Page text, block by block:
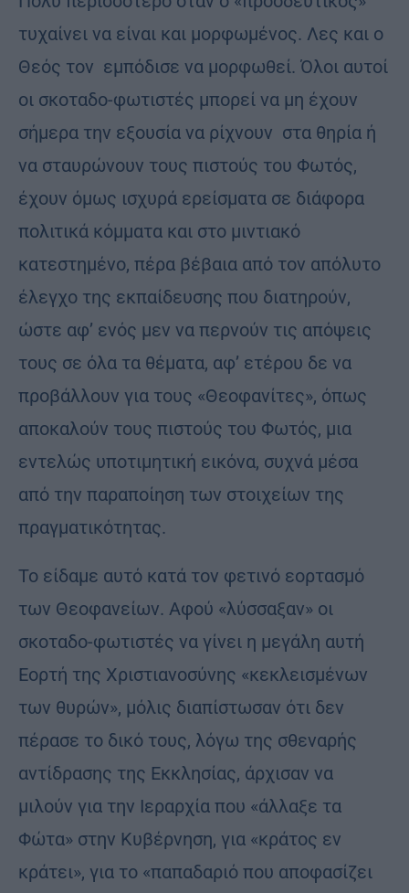
τυχαίνει να είναι και μορφωμένος. Λες και ο
Θεός τον εμπόδισε να μορφωθεί. Όλοι αυτοί
οι σκοταδο-φωτιστές μπορεί να μη έχουν
σήμερα την εξουσία να ρίχνουν στα θηρία ή
να σταυρώνουν τους πιστούς του Φωτός,
έχουν όμως ισχυρά ερείσματα σε διάφορα
πολιτικά κόμματα και στο μιντιακό
κατεστημένο, πέρα βέβαια από τον απόλυτο
έλεγχο της εκπαίδευσης που διατηρούν,
ώστε αφ’ ενός μεν να περνούν τις απόψεις
τους σε όλα τα θέματα, αφ’ ετέρου δε να
προβάλλουν για τους «Θεοφανίτες», όπως
αποκαλούν τους πιστούς του Φωτός, μια
εντελώς υποτιμητική εικόνα, συχνά μέσα
από την παραποίηση των στοιχείων της
πραγματικότητας.
Το είδαμε αυτό κατά τον φετινό εορτασμό
των Θεοφανείων. Αφού «λύσσαξαν» οι
σκοταδο-φωτιστές να γίνει η μεγάλη αυτή
Εορτή της Χριστιανοσύνης «κεκλεισμένων
των θυρών», μόλις διαπίστωσαν ότι δεν
πέρασε το δικό τους, λόγω της σθεναρής
αντίδρασης της Εκκλησίας, άρχισαν να
μιλούν για την Ιεραρχία που «άλλαξε τα
Φώτα» στην Κυβέρνηση, για «κράτος εν
κράτει», για το «παπαδαριό που αποφασίζει